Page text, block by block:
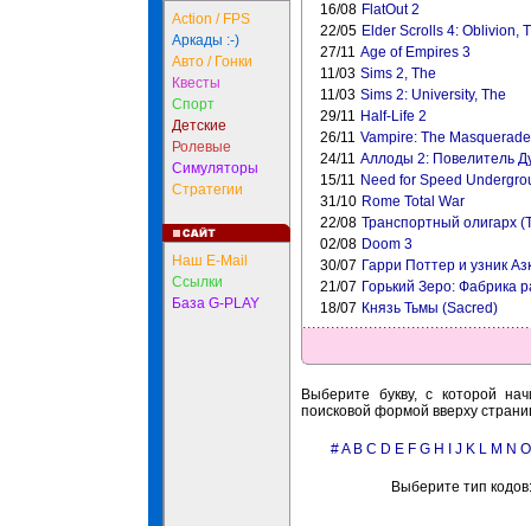
Action / FPS
Аркады :-)
Авто / Гонки
Квесты
Спорт
Детские
Ролевые
Симуляторы
Стратегии
Наш E-Mail
Ссылки
База G-PLAY
16/08 FlatOut 2
22/05 Elder Scrolls 4: Oblivion,
27/11 Age of Empires 3
11/03 Sims 2, The
11/03 Sims 2: University, The
29/11 Half-Life 2
26/11 Vampire: The
24/11 Аллоды 2: Повелитель
15/11 Need for Speed
31/10 Rome Total War
22/08 Транспортный олигарх
02/08 Doom 3
30/07 Гарри Поттер и узник
21/07 Горький Зеро: Фабрика
18/07 Князь Тьмы (Sacred)
Выберите букву, с которой
поисковой формой вверху
#A B C D E F G H J K L M N O
Выберите тип